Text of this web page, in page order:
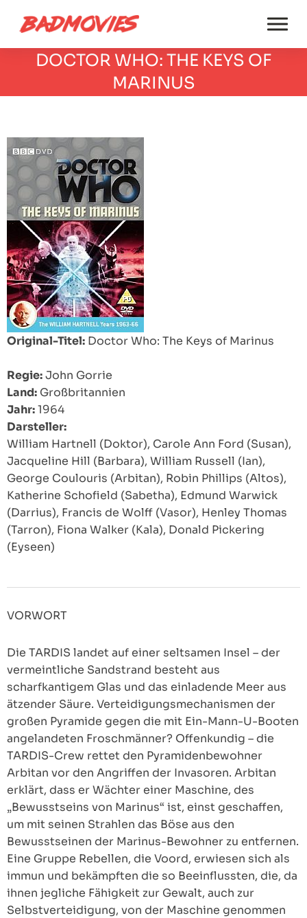
DOCTOR WHO: THE KEYS OF
MARINUS
Original-Titel: Doctor Who: The Keys of Marinus
Regie:John Gorrie
Land: Großbritannien
Jahr:1964
Darsteller:
William Hartnell (Doktor), Carole Ann Ford (Susan),
Jacqueline Hill (Barbara), William Russell (Ian),
George Coulouris (Arbitan), Robin Phillips (Altos),
Katherine Schofield (Sabetha), Edmund Warwick
(Darrius), Francis de Wolff (Vasor), Henley Thomas
(Tarron), Fiona Walker (Kala), Donald Pickering
(Eyseen)
VORWORT
Die TARDIS landet auf einer seltsamen Insel – der
vermeintliche Sandstrand besteht aus
scharfkantigem Glas und das einladende Meer aus
ätzender Säure. Verteidigungsmechanismen der
großen Pyramide gegen die mit Ein-Mann-U-Booten
angelandeten Froschmänner? Offenkundig – die
TARDIS-Crew rettet den Pyramidenbewohner
Arbitan vor den Angriffen der Invasoren. Arbitan
erklärt, dass er Wächter einer Maschine, des
„Bewusstseins von Marinus“ ist, einst geschaffen,
um mit seinen Strahlen das Böse aus den
Bewusstseinen der Marinus-Bewohner zu entfernen.
Eine Gruppe Rebellen, die Voord, erwiesen sich als
immun und bekämpften die so Beeinflussten, die, da
ihnen jegliche Fähigkeit zur Gewalt, auch zur
Selbstverteidigung, von der Maschine genommen